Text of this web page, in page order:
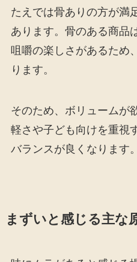
たえでは骨ありの方が満
あります。骨のある商品
咀嚼の楽しさがあるため
ります。
そのため、ボリュームが
軽さや子ども向けを重視
バランスが良くなります。
まずいと感じる主な